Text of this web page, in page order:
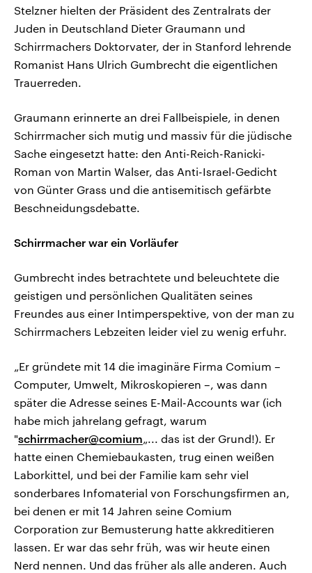
Stelzner hielten der Präsident des Zentralrats der
Juden in Deutschland Dieter Graumann und
Schirrmachers Doktorvater, der in Stanford lehrende
Romanist Hans Ulrich Gumbrecht die eigentlichen
Trauerreden.
Graumann erinnerte an drei Fallbeispiele, in denen
Schirrmacher sich mutig und massiv für die jüdische
Sache eingesetzt hatte: den Anti-Reich-Ranicki-
Roman von Martin Walser, das Anti-Israel-Gedicht
von Günter Grass und die antisemitisch gefärbte
Beschneidungsdebatte.
Schirrmacher war ein Vorläufer
Gumbrecht indes betrachtete und beleuchtete die
geistigen und persönlichen Qualitäten seines
Freundes aus einer Intimperspektive, von der man zu
Schirrmachers Lebzeiten leider viel zu wenig erfuhr.
„Er gründete mit 14 die imaginäre Firma Comium –
Computer, Umwelt, Mikroskopieren –, was dann
später die Adresse seines E-Mail-Accounts war (ich
habe mich jahrelang gefragt, warum
"schirrmacher@comium„... das ist der Grund!). Er
hatte einen Chemiebaukasten, trug einen weißen
Laborkittel, und bei der Familie kam sehr viel
sonderbares Infomaterial von Forschungsfirmen an,
bei denen er mit 14 Jahren seine Comium
Corporation zur Bemusterung hatte akkreditieren
lassen. Er war das sehr früh, was wir heute einen
Nerd nennen. Und das früher als alle anderen. Auch